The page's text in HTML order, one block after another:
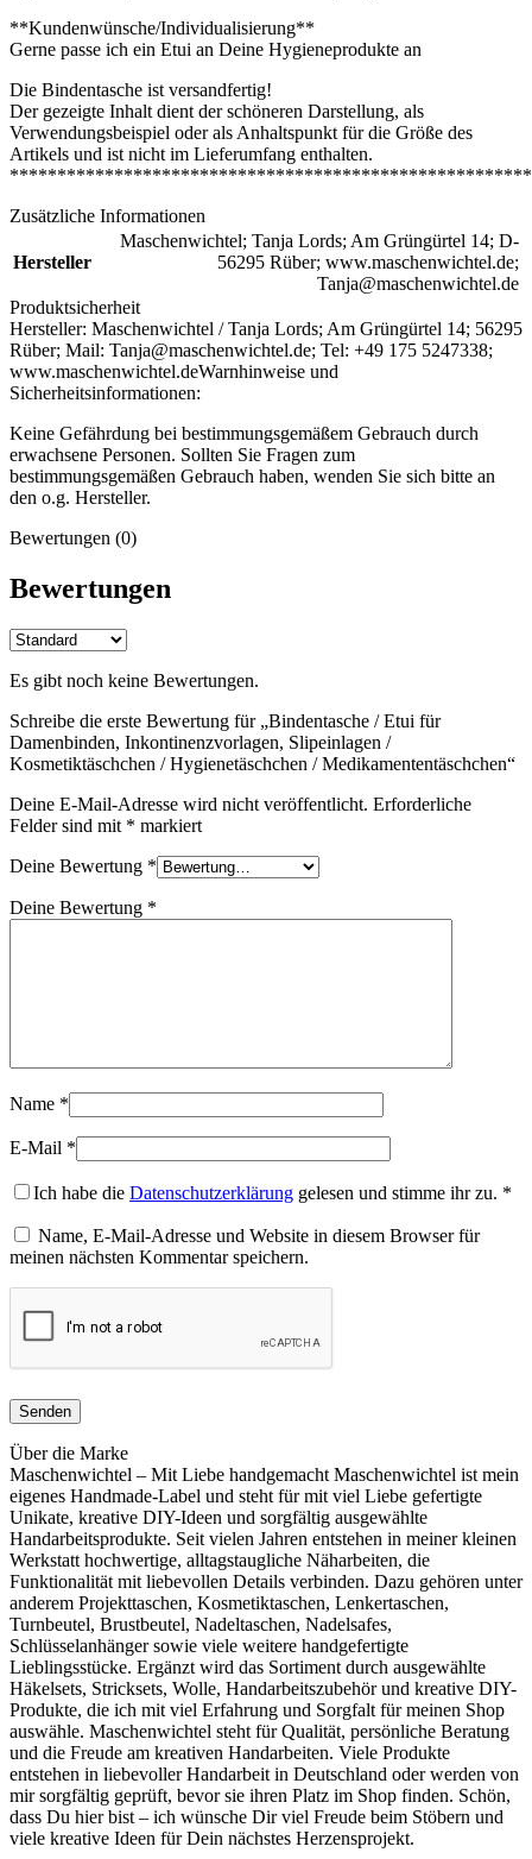
**Kundenwünsche/Individualisierung**
Gerne passe ich ein Etui an Deine Hygieneprodukte an
Die Bindentasche ist versandfertig!
Der gezeigte Inhalt dient der schöneren Darstellung, als
Verwendungsbeispiel oder als Anhaltspunkt für die Größe des
Artikels und ist nicht im Lieferumfang enthalten.
Zusätzliche Informationen
Hersteller
Maschenwichtel; Tanja Lords; Am Grüngürtel 14; D-
56295 Rüber; www.maschenwichtel.de;
Tanja@maschenwichtel.de
Produktsicherheit
Hersteller: Maschenwichtel / Tanja Lords; Am Grüngürtel 14; 56295
Rüber; Mail: Tanja@maschenwichtel.de; Tel: +49 175 5247338;
www.maschenwichtel.deWarnhinweise und
Sicherheitsinformationen:
Keine Gefährdung bei bestimmungsgemäßem Gebrauch durch
erwachsene Personen. Sollten Sie Fragen zum
bestimmungsgemäßen Gebrauch haben, wenden Sie sich bitte an
den o.g. Hersteller.
Bewertungen (0)
Bewertungen
Es gibt noch keine Bewertungen.
Schreibe die erste Bewertung für „Bindentasche / Etui für
Damenbinden, Inkontinenzvorlagen, Slipeinlagen /
Kosmetiktäschchen / Hygienetäschchen / Medikamententäschchen“
Deine E-Mail-Adresse wird nicht veröffentlicht. Erforderliche
Felder sind mit * markiert
Deine Bewertung *
Deine Bewertung *
Name *
E-Mail *
Ich habe die Datenschutzerklärung gelesen und stimme ihr zu. *
Name, E-Mail-Adresse und Website in diesem Browser für
meinen nächsten Kommentar speichern.
Über die Marke
Maschenwichtel – Mit Liebe handgemacht Maschenwichtel ist mein
eigenes Handmade-Label und steht für mit viel Liebe gefertigte
Unikate, kreative DIY-Ideen und sorgfältig ausgewählte
Handarbeitsprodukte. Seit vielen Jahren entstehen in meiner kleinen
Werkstatt hochwertige, alltagstaugliche Näharbeiten, die
Funktionalität mit liebevollen Details verbinden. Dazu gehören unter
anderem Projekttaschen, Kosmetiktaschen, Lenkertaschen,
Turnbeutel, Brustbeutel, Nadeltaschen, Nadelsafes,
Schlüsselanhänger sowie viele weitere handgefertigte
Lieblingsstücke. Ergänzt wird das Sortiment durch ausgewählte
Häkelsets, Stricksets, Wolle, Handarbeitszubehör und kreative DIY-
Produkte, die ich mit viel Erfahrung und Sorgfalt für meinen Shop
auswähle. Maschenwichtel steht für Qualität, persönliche Beratung
und die Freude am kreativen Handarbeiten. Viele Produkte
entstehen in liebevoller Handarbeit in Deutschland oder werden von
mir sorgfältig geprüft, bevor sie ihren Platz im Shop finden. Schön,
dass Du hier bist – ich wünsche Dir viel Freude beim Stöbern und
viele kreative Ideen für Dein nächstes Herzensprojekt.